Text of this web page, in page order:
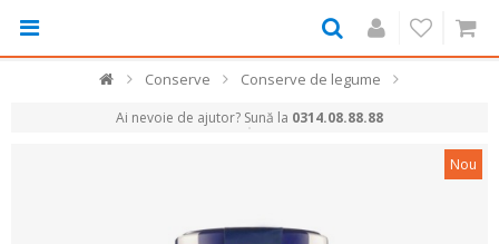
Conserve Conserve de legume
Ai nevoie de ajutor? Sună la 0314.08.88.88
Nou